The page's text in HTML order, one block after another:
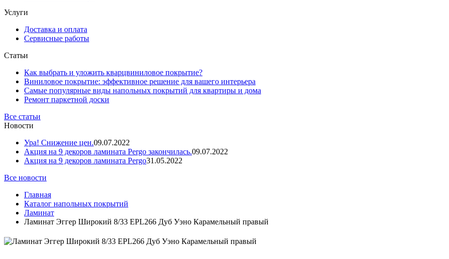
Услуги
Доставка и оплата
Сервисные работы
Статьи
Как выбрать и уложить кварцвиниловое покрытие?
Виниловое покрытие: эффективное решение для вашего интерьера
Самые популярные виды напольных покрытий для квартиры и дома
Ремонт паркетной доски
Все статьи
Новости
Ура! Снижение цен.09.07.2022
Акция на 9 декоров ламината Pergo закончилась.09.07.2022
Акция на 9 декоров ламината Pergo31.05.2022
Все новости
Главная
Каталог напольных покрытий
Ламинат
Ламинат Эггер Широкий 8/33 EPL266 Дуб Уэно Карамельный правый